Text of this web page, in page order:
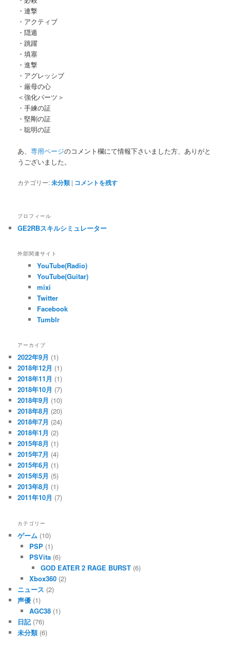
・連撃
・アクティブ
・隠遁
・跳躍
・填塞
・進撃
・アグレッシブ
・厳母の心
＜強化パーツ＞
・手練の証
・堅剛の証
・聡明の証
あ、専用ページのコメント欄にて情報下さいました方、ありがと
うございました。
カテゴリー:未分類 | コメントを残す
プロフィール
GE2RBスキルシミュレーター
外部関連サイト
YouTube(Radio)
YouTube(Guitar)
mixi
Twitter
Facebook
Tumblr
アーカイブ
2022年9月 (1)
2018年12月 (1)
2018年11月 (1)
2018年10月 (7)
2018年9月 (10)
2018年8月 (20)
2018年7月 (24)
2018年1月 (2)
2015年8月 (1)
2015年7月 (4)
2015年6月 (1)
2015年5月 (5)
2013年8月 (1)
2011年10月 (7)
カテゴリー
ゲーム (10)
PSP(1)
PSVita(6)
GOD EATER 2 RAGE BURST (6)
Xbox360(2)
ニュース (2)
声優 (1)
AGC38(1)
日記(76)
未分類(6)